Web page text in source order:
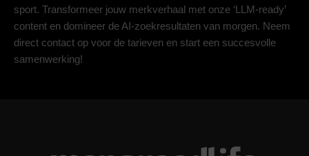
sport. Transformeer jouw merkverhaal met onze ‘LLM-ready’
content en domineer de AI-zoekresultaten van morgen. Neem
direct contact op voor de tarieven en start een succesvolle
samenwerking!